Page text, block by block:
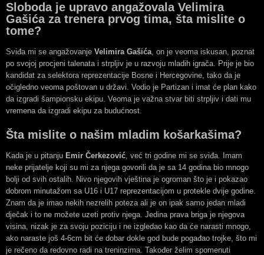
Sloboda je upravo angažovala Velimira
Gašića za trenera prvog tima, šta mislite o
tome?
Sviđa mi se angažovanje Velimira Gašića, on je veoma iskusan, poznat
po svojoj procjeni talenata i strpljiv je u razvoju mladih igrača. Prije je bio
kandidat za selektora reprezentacije Bosne i Hercegovine, tako da je
očigledno veoma poštovan u državi. Vodio je Partizan i imat će plan kako
da izgradi šampionsku ekipu. Veoma je važna stvar biti strpljiv i dati mu
vremena da izgradi ekipu za budućnost.
Šta mislite o našim mladim košarkašima?
Kada je u pitanju Emir Čerkezović, već tri godine mi se sviđa. Imam
neke prijatelje koji su mi za njega govorili da je sa 14 godina bio mnogo
bolji od svih ostalih. Nivo njegovih vještina je ogroman što je i pokazao
dobrom minutažom sa U16 i U17 reprezentacijom u protekle dvije godine.
Znam da je imao nekih nezrelih poteza ali je on ipak samo jedan mladi
dječak i to ne možete uzeti protiv njega. Jedina prava briga je njegova
visina, nizak je za svoju poziciju i ne izgledao kao da će narasti mnogo,
ako naraste još 4-6cm bit će dobar dokle god bude pogađao trojke, što mi
je rečeno da redovno radi na treninzima. Također želim spomenuti